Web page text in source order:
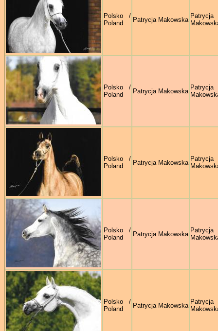
Polsko /
Poland
Patrycja Makowska
Patrycja
Polsko /
Poland
Patrycja Makowska
Patrycja
Polsko /
Poland
Patrycja Makowska
Patrycja
Polsko /
Poland
Patrycja Makowska
Patrycja
Polsko /
Poland
Patrycja Makowska
Patrycja